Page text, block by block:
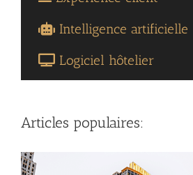
Intelligence artificielle
Logiciel hôtelier
Articles populaires: